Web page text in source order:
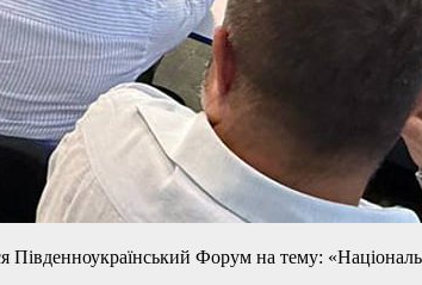
Південноукраїнський Форум на тему: